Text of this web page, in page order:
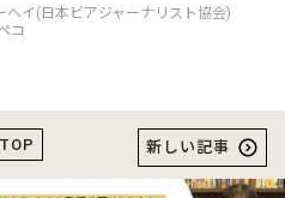
ヘイ(日本ビアジャーナリスト協会)
コ
TOP 新しい記事